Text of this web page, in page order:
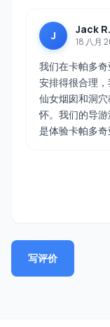
J Jack R.
18 八月
我们在卡帕多
安排得很合理，
仙女烟囱和洞
怀。我们的导
是体验卡帕多奇
写评价